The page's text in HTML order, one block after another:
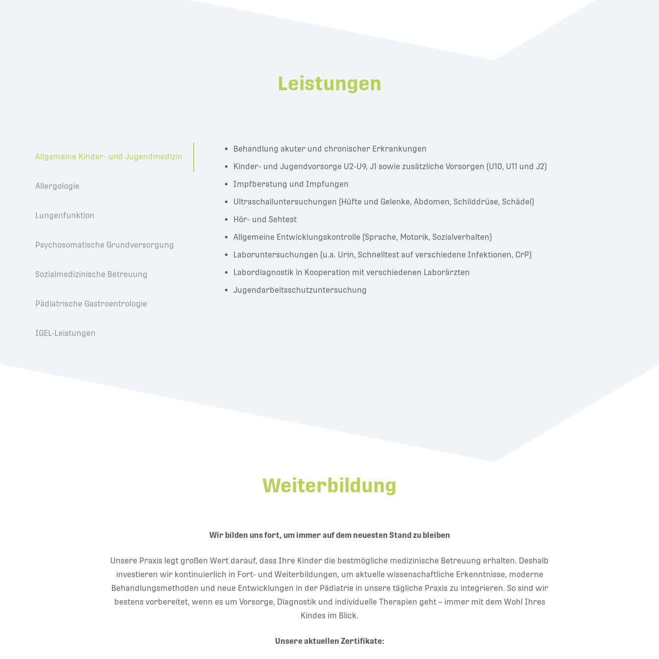
Leistungen
Allgemeine Kinder- und Jugendmedizin
Allergologie
Lungenfunktion
Psychosomatische Grundversorgung
Sozialmedizinische Betreuung
Pädiatrische Gastroentrologie
IGEL-Leistungen
Behandlung akuter und chronischer Erkrankungen
Kinder- und Jugendvorsorge U2-U9, J1 sowie zusätzliche Vorsorgen (U10, U11 und J2)
Impfberatung und Impfungen
Ultraschalluntersuchungen (Hüfte und Gelenke, Abdomen, Schilddrüse, Schädel)
Hör- und Sehtest
Allgemeine Entwicklungskontrolle (Sprache, Motorik, Sozialverhalten)
Laboruntersuchungen (u.a. Urin, Schnelltest auf verschiedene Infektionen, CrP)
Labordiagnostik in Kooperation mit verschiedenen Laborärzten
Jugendarbeitsschutzuntersuchung
Weiterbildung
Wir bilden uns fort, um immer auf dem neuesten Stand zu bleiben
Unsere Praxis legt großen Wert darauf, dass Ihre Kinder die bestmögliche medizinische Betreuung erhalten. Deshalb
investieren wir kontinuierlich in Fort- und Weiterbildungen, um aktuelle wissenschaftliche Erkenntnisse, moderne
Behandlungsmethoden und neue Entwicklungen in der Pädiatrie in unsere tägliche Praxis zu integrieren. So sind wir
bestens vorbereitet, wenn es um Vorsorge, Diagnostik und individuelle Therapien geht – immer mit dem Wohl Ihres
Kindes im Blick.
Unsere aktuellen Zertifikate: